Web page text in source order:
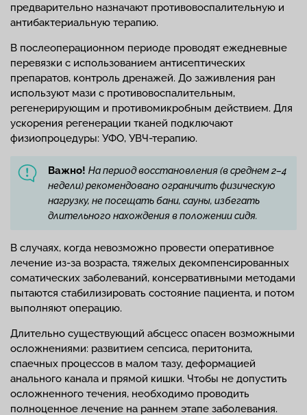
предварительно назначают противовоспалительную и
антибактериальную терапию.
В послеоперационном периоде проводят ежедневные
перевязки с использованием антисептических
препаратов, контроль дренажей. До заживления ран
используют мази с противовоспалительным,
регенерирующим и противомикробным действием. Для
ускорения регенерации тканей подключают
физиопроцедуры: УФО, УВЧ-терапию.
Важно! На период восстановления (в среднем 2–4
недели) рекомендовано ограничить физическую
нагрузку, не посещать бани, сауны, избегать
длительного нахождения в положении сидя.
В случаях, когда невозможно провести оперативное
лечение из-за возраста, тяжелых декомпенсированных
соматических заболеваний, консервативными методами
пытаются стабилизировать состояние пациента, и потом
выполняют операцию.
Длительно существующий абсцесс опасен возможными
осложнениями: развитием сепсиса, перитонита,
спаечных процессов в малом тазу, деформацией
анального канала и прямой кишки. Чтобы не допустить
осложненного течения, необходимо проводить
полноценное лечение на раннем этапе заболевания.